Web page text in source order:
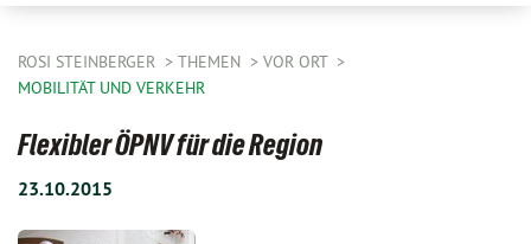
ROSI STEINBERGER THEMEN
VOR ORT
MOBILITÄT UND VERKEHR
Flexibler ÖPNV für die Region
23.10.2015